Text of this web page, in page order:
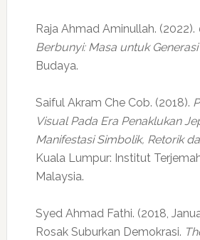
Raja Ahmad Aminullah. (2022).
Berbunyi: Masa untuk
Budaya.
Saiful Akram Che Cob. (2018).
Visual Pada Era Penaklukan
Manifestasi Simbolik, Retorik
Kuala Lumpur: Institut
Malaysia.
Syed Ahmad Fathi. (2018,
Rosak Suburkan Demokrasi.